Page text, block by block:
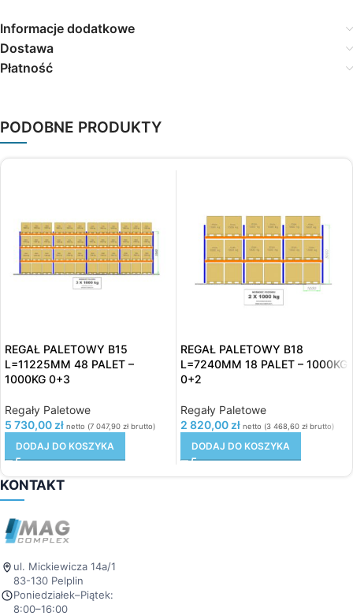
Informacje dodatkowe
Dostawa
Płatność
PODOBNE PRODUKTY
REGAŁ PALETOWY B15
L=11225MM 48 PALET –
1000KG 0+3
Regały Paletowe
5 730,00 zł netto (7 047,90 zł brutto)
DODAJ DO KOSZYKA
REGAŁ PALETOWY B18
L=7240MM 18 PALET – 1000KG
0+2
Regały Paletowe
2 820,00 zł netto (3 468,60 zł brutto)
DODAJ DO KOSZYKA
KONTAKT
ul. Mickiewicza 14a/1
83-130 Pelplin
Poniedziałek–Piątek:
8:00–16:00